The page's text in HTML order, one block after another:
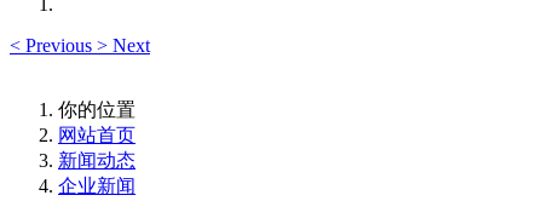
< Previous > Next
你的位置
网站首页
新闻动态
企业新闻